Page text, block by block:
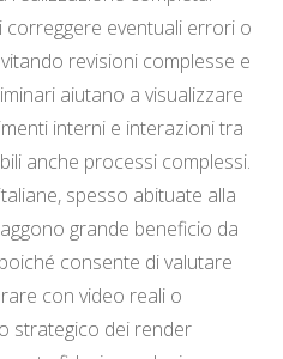
eventuali errori o
revisioni complesse e
aiutano a visualizzare
interni e interazioni tra
anche processi complessi.
spesso abituate alla
grande beneficio da
consente di valutare
con video reali o
strategico dei render